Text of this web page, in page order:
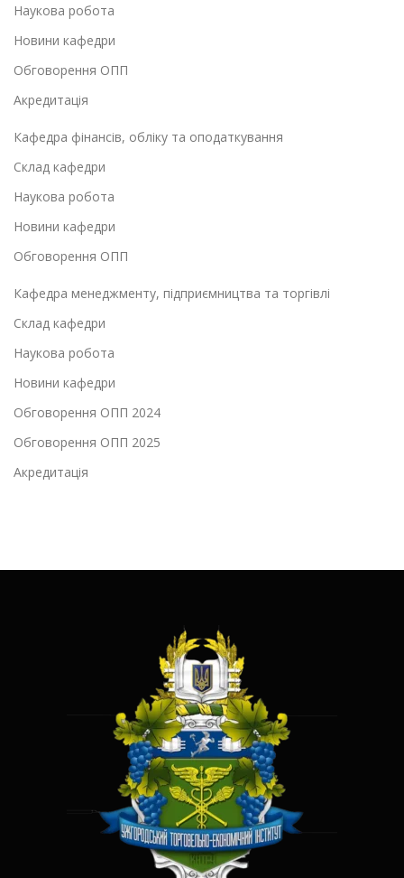
Наукова робота
Новини кафедри
Обговорення ОПП
Акредитація
Кафедра фінансів, обліку та оподаткування
Склад кафедри
Наукова робота
Новини кафедри
Обговорення ОПП
Кафедра менеджменту, підприємництва та торгівлі
Склад кафедри
Наукова робота
Новини кафедри
Обговорення ОПП 2024
Обговорення ОПП 2025
Акредитація